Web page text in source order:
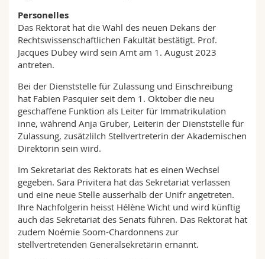
Personelles
Das Rektorat hat die Wahl des neuen Dekans der
Rechtswissenschaftlichen Fakultät bestätigt. Prof.
Jacques Dubey wird sein Amt am 1. August 2023
antreten.
Bei der Dienststelle für Zulassung und Einschreibung
hat Fabien Pasquier seit dem 1. Oktober die neu
geschaffene Funktion als Leiter für Immatrikulation
inne, während Anja Gruber, Leiterin der Dienststelle für
Zulassung, zusätzlilch Stellvertreterin der Akademischen
Direktorin sein wird.
Im Sekretariat des Rektorats hat es einen Wechsel
gegeben. Sara Privitera hat das Sekretariat verlassen
und eine neue Stelle ausserhalb der Unifr angetreten.
Ihre Nachfolgerin heisst Hélène Wicht und wird künftig
auch das Sekretariat des Senats führen. Das Rektorat hat
zudem Noémie Soom-Chardonnens zur
stellvertretenden Generalsekretärin ernannt.